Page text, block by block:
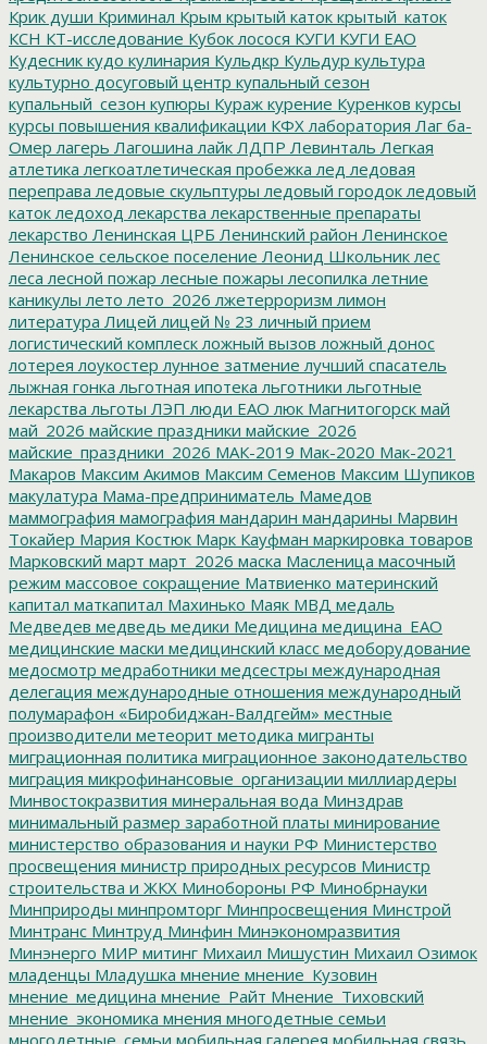
Крик души Криминал Крым крытый каток крытый_каток
КСН КТ-исследование Кубок лосося КУГИ КУГИ ЕАО
Кудесник кудо кулинария Кульдкр Кульдур культура
культурно досуговый центр купальный сезон
купальный_сезон купюры Кураж курение Куренков курсы
курсы повышения квалификации КФХ лаборатория Лаг ба-
Омер лагерь Лагошина лайк ЛДПР Левинталь Легкая
атлетика легкоатлетическая пробежка лед ледовая
переправа ледовые скульптуры ледовый городок ледовый
каток ледоход лекарства лекарственные препараты
лекарство Ленинская ЦРБ Ленинский район Ленинское
Ленинское сельское поселение Леонид Школьник лес
леса лесной пожар лесные пожары лесопилка летние
каникулы лето лето_2026 лжетерроризм лимон
литература Лицей лицей № 23 личный прием
логистический комплеск ложный вызов ложный донос
лотерея лоукостер лунное затмение лучший спасатель
лыжная гонка льготная ипотека льготники льготные
лекарства льготы ЛЭП люди ЕАО люк Магнитогорск май
май_2026 майские праздники майские_2026
майские_праздники_2026 МАК-2019 Мак-2020 Мак-2021
Макаров Максим Акимов Максим Семенов Максим Шупиков
макулатура Мама-предприниматель Мамедов
маммография мамография мандарин мандарины Марвин
Токайер Мария Костюк Марк Кауфман маркировка товаров
Марковский март март_2026 маска Масленица масочный
режим массовое сокращение Матвиенко материнский
капитал маткапитал Махинько Маяк МВД медаль
Медведев медведь медики Медицина медицина_ЕАО
медицинские маски медицинский класс медоборудование
медосмотр медработники медсестры международная
делегация международные отношения международный
полумарафон «Биробиджан-Валдгейм» местные
производители метеорит методика мигранты
миграционная политика миграционное законодательство
миграция микрофинансовые_организации миллиардеры
Минвостокразвития минеральная вода Минздрав
минимальный размер заработной платы минирование
министерство образования и науки РФ Министерство
просвещения министр природных ресурсов Министр
строительства и ЖКХ Минобороны РФ Минобрнауки
Минприроды минпромторг Минпросвещения Минстрой
Минтранс Минтруд Минфин Минэкономразвития
Минэнерго МИР митинг Михаил Мишустин Михаил Озимок
младенцы Младушка мнение мнение_Кузовин
мнение_медицина мнение_Райт Мнение_Тиховский
мнение_экономика мнения многодетные семьи
многодетные_семьи мобильная галерея мобильная связь